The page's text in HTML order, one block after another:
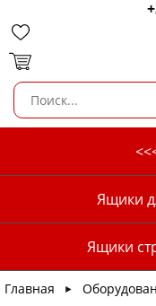
Ящики
Ящики
Главная ►